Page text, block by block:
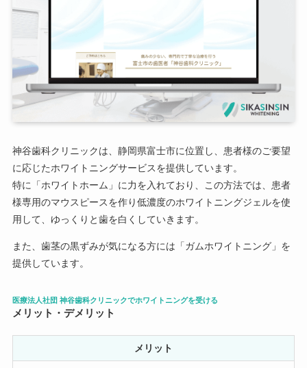
神谷歯科クリニックは、静岡県富士市に位置し、患者様のご要望
に応じたホワイトニングサービスを提供しています。
特に「ホワイトホーム」に力を入れており、この方法では、患者
様専用のマウスピースを作り低濃度のホワイトニングジェルを使
用して、ゆっくりと歯を白くしていきます。
また、歯茎の黒ずみが気になる方には「ガムホワイトニング」を
提供しています。
医療法人社団 神谷歯科クリニックでホワイトニングを受ける
メリット・デメリット
メリット